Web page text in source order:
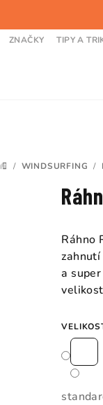
ZNAČKY TIPY A
DOMŮ
/ WINDSURFING /
Ráhno
zahnutí
a